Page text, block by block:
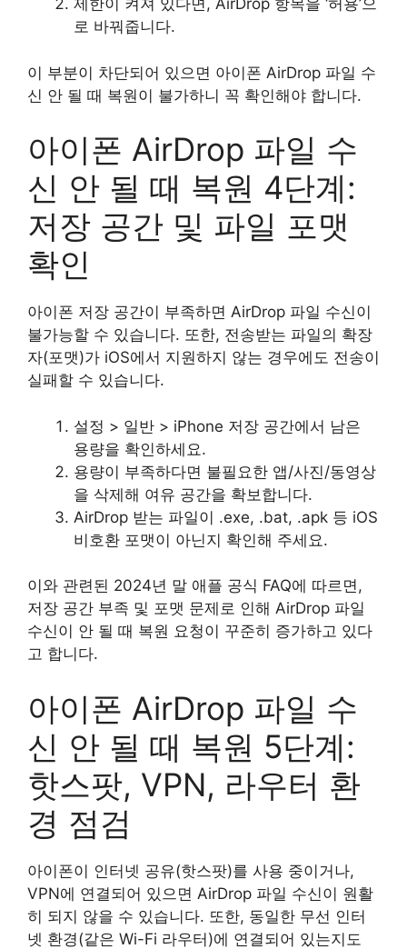
제한이 켜져 있다면, AirDrop 항목을 ‘허용’으
로 바꿔줍니다.
이 부분이 차단되어 있으면 아이폰 AirDrop 파일 수
신 안 될 때 복원이 불가하니 꼭 확인해야 합니다.
아이폰 AirDrop 파일 수
신 안 될 때 복원 4단계:
저장 공간 및 파일 포맷
확인
아이폰 저장 공간이 부족하면 AirDrop 파일 수신이
불가능할 수 있습니다. 또한, 전송받는 파일의 확장
자(포맷)가 iOS에서 지원하지 않는 경우에도 전송이
실패할 수 있습니다.
설정 > 일반 > iPhone 저장 공간에서 남은
용량을 확인하세요.
용량이 부족하다면 불필요한 앱/사진/동영상
을 삭제해 여유 공간을 확보합니다.
AirDrop 받는 파일이 .exe, .bat, .apk 등 iOS
비호환 포맷이 아닌지 확인해 주세요.
이와 관련된 2024년 말 애플 공식 FAQ에 따르면,
저장 공간 부족 및 포맷 문제로 인해 AirDrop 파일
수신이 안 될 때 복원 요청이 꾸준히 증가하고 있다
고 합니다.
아이폰 AirDrop 파일 수
신 안 될 때 복원 5단계:
핫스팟, VPN, 라우터 환
경 점검
아이폰이 인터넷 공유(핫스팟)를 사용 중이거나,
VPN에 연결되어 있으면 AirDrop 파일 수신이 원활
히 되지 않을 수 있습니다. 또한, 동일한 무선 인터
넷 환경(같은 Wi-Fi 라우터)에 연결되어 있는지도